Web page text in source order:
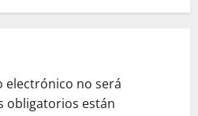
electrónico no será
obligatorios están